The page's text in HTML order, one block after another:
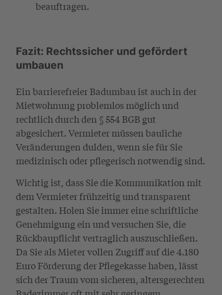
beauftragen.
Fazit: Rechtssicher und gefördert
umbauen
Ein barrierefreier Badumbau ist auch in der
Mietwohnung problemlos möglich und
rechtlich durch den § 554 BGB gut
abgesichert. Vermieter müssen bauliche
Veränderungen dulden, wenn sie für Sie
medizinisch oder pflegerisch notwendig sind.
Wichtig ist, dass Sie die Kommunikation mit
dem Vermieter frühzeitig und transparent
gestalten. Holen Sie immer eine schriftliche
Genehmigung ein und versuchen Sie, die
Rückbaupflicht vertraglich auszuschließen.
Da Sie als Mieter vollen Zugriff auf die 4.180
Euro Förderung der Pflegekasse haben, lässt
sich der Traum vom sicheren, altersgerechten